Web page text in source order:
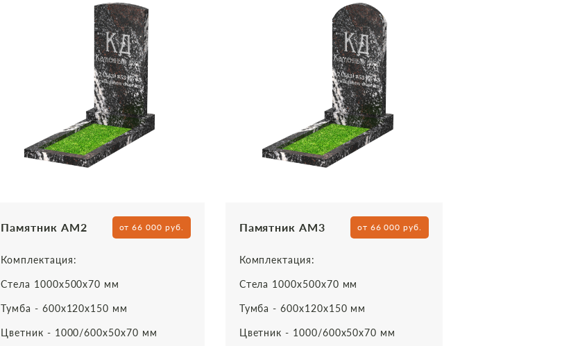
Памятник АМ2 от 66 000 руб.
Комплектация:
Стела 1000х500х70 мм
Тумба - 600х120х150 мм
Цветник - 1000/600х50х70 мм
Памятник АМ3 от 66 000 руб.
Комплектация:
Стела 1000х500х70 мм
Тумба - 600х120х150 мм
Цветник - 1000/600х50х70 мм